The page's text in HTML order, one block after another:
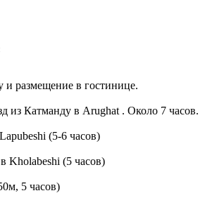
размещение в гостинице.
из Катманду в Arughat . Около 7 часов.
(5-6 часов)
Kholabeshi (5 часов)
5 часов)